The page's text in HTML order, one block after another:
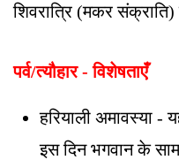
शिवरात्रि (मकर
पर्व/त्यौहार - विशेषताएँ
हरियाली अमावस्या -
इस दिन भगवान के